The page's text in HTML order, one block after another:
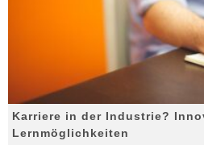
Karriere in der Industrie?
Lernmöglichkeiten